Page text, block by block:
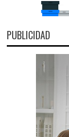
PUBLICIDAD